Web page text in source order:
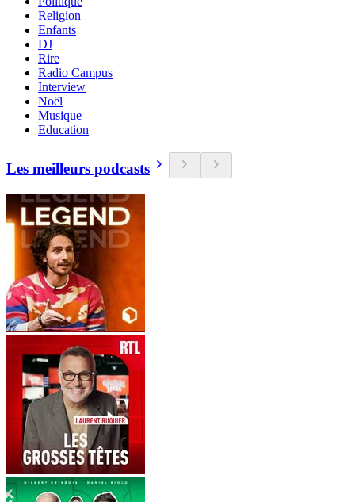
Religion
Enfants
DJ
Rire
Radio Campus
Interview
Noël
Musique
Education
Les meilleurs podcasts